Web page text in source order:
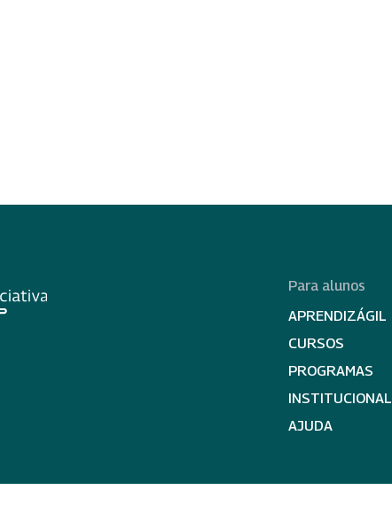
Para alunos
APRENDIZÁGIL
CURSOS
PROGRAMAS
INSTITUCIONAL
AJUDA